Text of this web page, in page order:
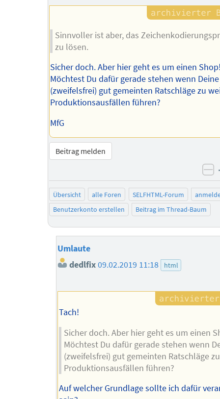
Autors
Sinnvoller ist aber, das
zu lösen.
Sicher doch. Aber hier geht es um einen
Möchtest Du dafür gerade stehen wenn Deine
(zweifelsfrei) gut gemeinten Ratschläge zu
Produktionsausfällen führen?
MfG
Beitrag melden
Übersicht alle Foren SELFHTML-Forum
Benutzerkonto erstellen
Beitrag im Thread-Baum
Umlaute
dedlfix09.02.2019 11:18 html
Tach!
Sicher doch. Aber hier geht es um einen
Möchtest Du dafür gerade stehen wenn
(zweifelsfrei) gut gemeinten Ratschläge
Produktionsausfällen führen?
Auf welcher Grundlage sollte ich dafür